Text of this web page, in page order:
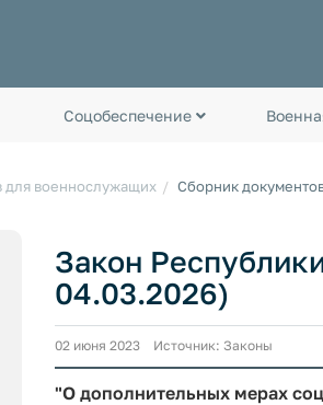
Соцобеспечение
для военнослужащих Сборник
Закон
04.03.2026)
02 июня 2023 Источник: Законы
"О дополнительных мерах